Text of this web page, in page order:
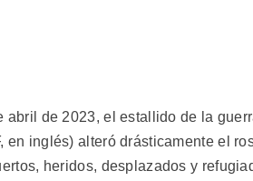
de 2023, el estallido de la
en inglés) alteró drásticamente el
heridos, desplazados y